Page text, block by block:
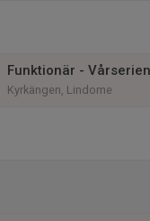
Funktionär -
Kyrkängen, Lindome